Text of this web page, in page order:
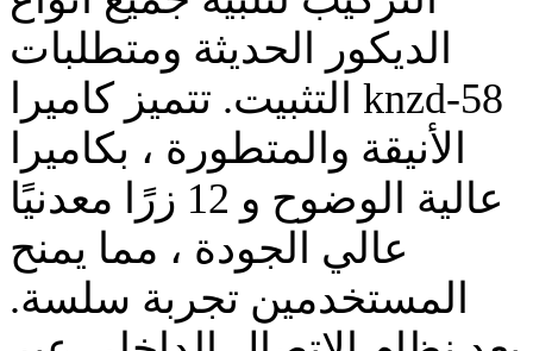
الديكور الحديثة ومتطلبات
التثبيت. تتميز كاميرا knzd-58
الأنيقة والمتطورة ، بكاميرا
عالية الوضوح و 12 زرًا معدنيًا
عالي الجودة ، مما يمنح
المستخدمين تجربة سلسة.